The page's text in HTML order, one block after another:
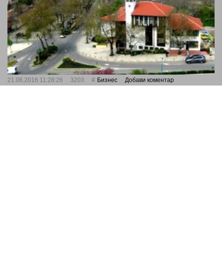
21.06.2016 11:28:26 3203 Бизнес Добави коментар